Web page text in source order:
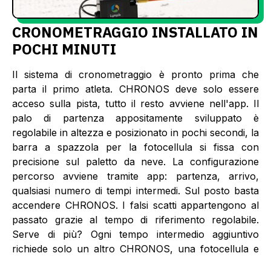
CRONOMETRAGGIO INSTALLATO IN
POCHI MINUTI
Il sistema di cronometraggio è pronto prima che
parta il primo atleta. CHRONOS deve solo essere
acceso sulla pista, tutto il resto avviene nell'app. Il
palo di partenza appositamente sviluppato è
regolabile in altezza e posizionato in pochi secondi, la
barra a spazzola per la fotocellula si fissa con
precisione sul paletto da neve. La configurazione
percorso avviene tramite app: partenza, arrivo,
qualsiasi numero di tempi intermedi. Sul posto basta
accendere CHRONOS. I falsi scatti appartengono al
passato grazie al tempo di riferimento regolabile.
Serve di più? Ogni tempo intermedio aggiuntivo
richiede solo un altro CHRONOS, una fotocellula e